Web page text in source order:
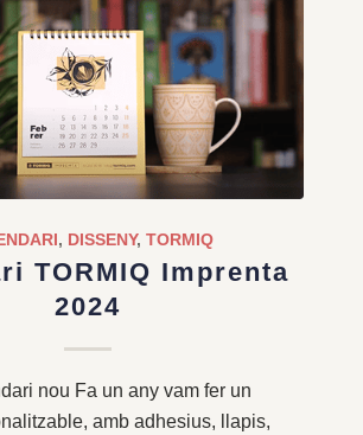
, DISSENY,TORMIQ
TORMIQ Imprenta
2024
nou Fa un any vam fer un
amb adhesius, llapis,